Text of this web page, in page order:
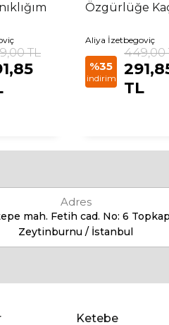
TL
Özgürlüğe
Aliya İzetbegoviç
%35
indirim
449,00
TL
Adres
mah. Fetih cad. No: 6
Zeytinburnu / İstanbul
Ketebe